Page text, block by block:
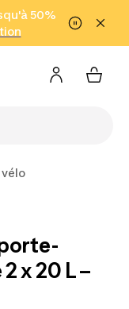
Aller au pied de
50%
x 20 L –